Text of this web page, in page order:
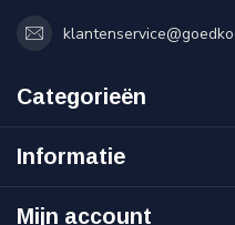
Categorieën
Informatie
Mijn account